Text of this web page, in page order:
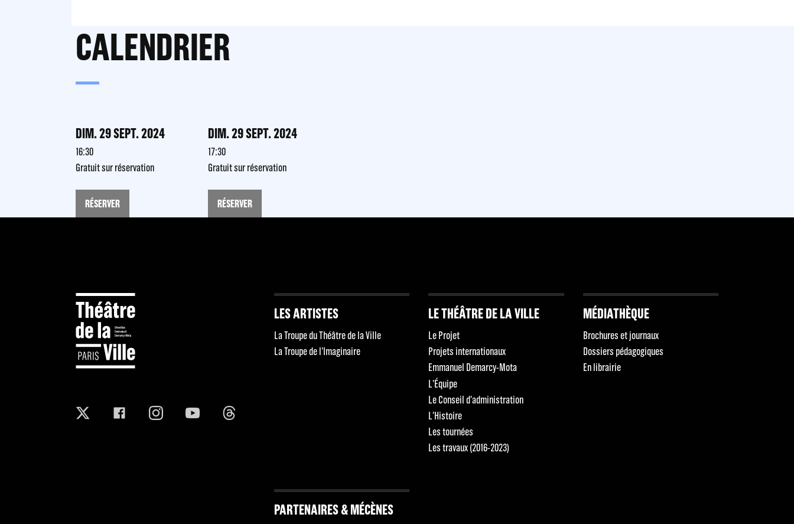
CALENDRIER
DIM. 29 SEPT. 2024
16:30
Gratuit sur réservation
RÉSERVER
DIM. 29 SEPT. 2024
17:30
Gratuit sur réservation
RÉSERVER
LES ARTISTES
La Troupe du Théâtre de la Ville
La Troupe de l'Imaginaire
LE THÉÂTRE DE LA VILLE
Le Projet
Projets internationaux
Emmanuel Demarcy-Mota
L'Équipe
Le Conseil d'administration
L'Histoire
Les tournées
Les travaux (2016-2023)
MÉDIATHÈQUE
Brochures et journaux
Dossiers pédagogiques
En librairie
PARTENAIRES & MÉCÈNES